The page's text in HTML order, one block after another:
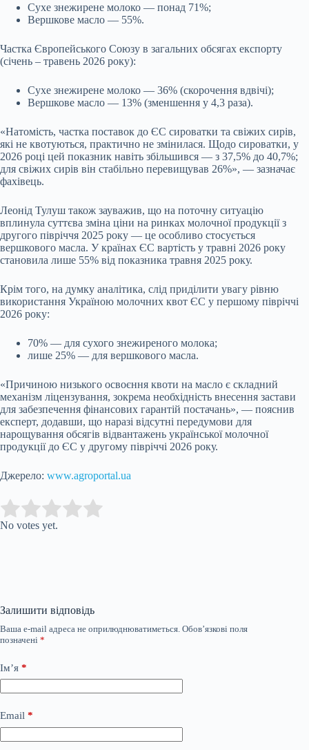
Сухе знежирене молоко — понад 71%;
Вершкове масло — 55%.
Частка Європейського Союзу в загальних обсягах експорту
(січень – травень 2026 року):
Сухе знежирене молоко — 36% (скорочення вдвічі);
Вершкове масло — 13% (зменшення у 4,3 раза).
«Натомість, частка поставок до ЄС сироватки та свіжих сирів,
які не квотуються, практично не змінилася. Щодо сироватки, у
2026 році цей показник навіть збільшився — з 37,5% до 40,7%;
для свіжих сирів він стабільно перевищував 26%», — зазначає
фахівець.
Леонід Тулуш також зауважив, що на поточну ситуацію
вплинула суттєва зміна ціни на ринках молочної продукції з
другого півріччя 2025 року — це особливо стосується
вершкового масла. У країнах ЄС вартість у травні 2026 року
становила лише 55% від показника травня 2025 року.
Крім того, на думку аналітика, слід приділити увагу рівню
використання Україною молочних квот ЄС у першому півріччі
2026 року:
70% — для сухого знежиреного молока;
лише 25% — для вершкового масла.
«Причиною низького освоєння квоти на масло є складний
механізм ліцензування, зокрема необхідність внесення застави
для забезпечення фінансових гарантій постачань», — пояснив
експерт, додавши, що наразі відсутні передумови для
нарощування обсягів відвантажень української молочної
продукції до ЄС у другому півріччі 2026 року.
Джерело: www.agroportal.ua
Rate this item:
No votes yet.
Залишити відповідь
Ваша e-mail адреса не оприлюднюватиметься. Обов’язкові поля
позначені *
Ім’я *
Email *